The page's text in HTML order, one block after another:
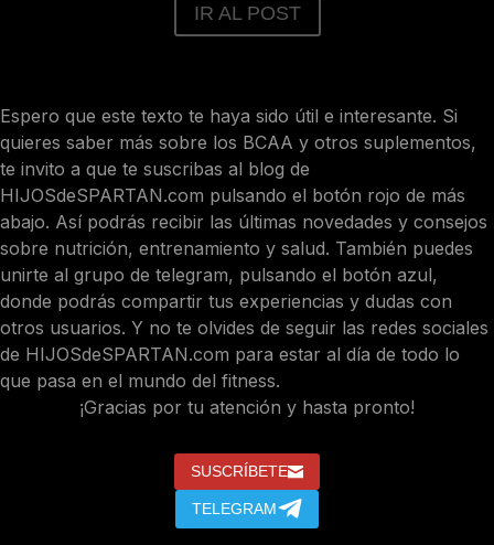
IR AL POST
Espero que este texto te haya sido útil e interesante. Si
quieres saber más sobre los BCAA y otros suplementos,
te invito a que te suscribas al blog de
HIJOSdeSPARTAN.com pulsando el botón rojo de más
abajo. Así podrás recibir las últimas novedades y consejos
sobre nutrición, entrenamiento y salud. También puedes
unirte al grupo de telegram, pulsando el botón azul,
donde podrás compartir tus experiencias y dudas con
otros usuarios. Y no te olvides de seguir las redes sociales
de HIJOSdeSPARTAN.com para estar al día de todo lo
que pasa en el mundo del fitness.
¡Gracias por tu atención y hasta pronto!
SUSCRÍBETE
TELEGRAM